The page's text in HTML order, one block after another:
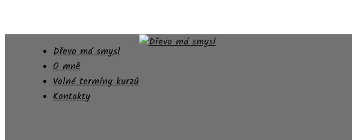
Dřevo má smysl
O mně
Volné termíny kurzů
Kontakty